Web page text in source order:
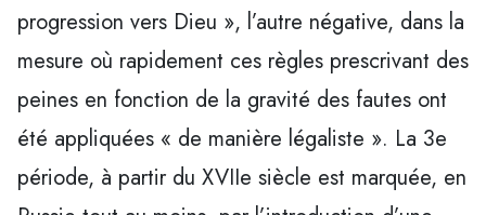
progression vers Dieu », l’autre négative, dans la
mesure où rapidement ces règles prescrivant des
peines en fonction de la gravité des fautes ont
été appliquées « de manière légaliste ». La 3e
période, à partir du XVIIe siècle est marquée, en